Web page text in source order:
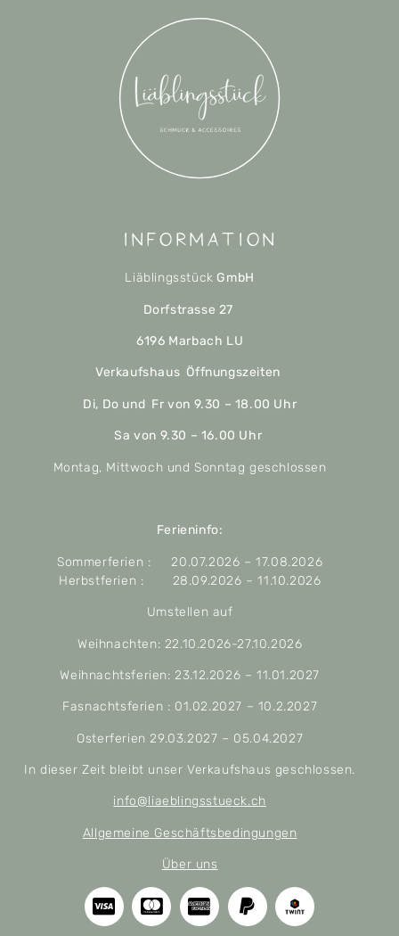
Information
Liäblingsstück GmbH
Dorfstrasse 27
6196 Marbach LU
Verkaufshaus Öffnungszeiten
Di, Do und Fr von 9.30 – 18.00 Uhr
Sa von 9.30 – 16.00 Uhr
Montag, Mittwoch und Sonntag geschlossen
Ferieninfo:
Sommerferien : 20.07.2026 – 17.08.2026
Herbstferien : 28.09.2026 – 11.10.2026
Umstellen auf
Weihnachten: 22.10.2026-27.10.2026
Weihnachtsferien: 23.12.2026 – 11.01.2027
Fasnachtsferien : 01.02.2027 – 10.2.2027
Osterferien 29.03.2027 – 05.04.2027
In dieser Zeit bleibt unser Verkaufshaus geschlossen.
info@liaeblingsstueck.ch
Allgemeine Geschäftsbedingungen
Über uns